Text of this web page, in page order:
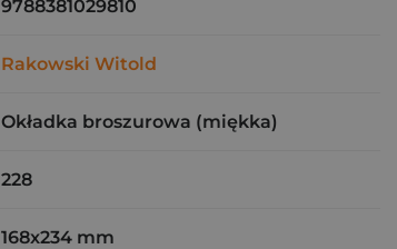
9788381029810
Rakowski Witold
Okładka broszurowa (miękka)
228
168x234 mm